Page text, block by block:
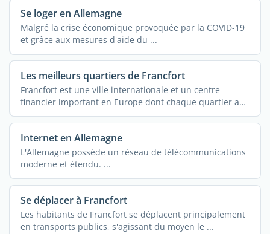
Se loger en Allemagne
Malgré la crise économique provoquée par la COVID-19
et grâce aux mesures d'aide du ...
Les meilleurs quartiers de Francfort
Francfort est une ville internationale et un centre
financier important en Europe dont chaque quartier a
une ...
Internet en Allemagne
L'Allemagne possède un réseau de télécommunications
moderne et étendu. ...
Se déplacer à Francfort
Les habitants de Francfort se déplacent principalement
en transports publics, s'agissant du moyen le ...